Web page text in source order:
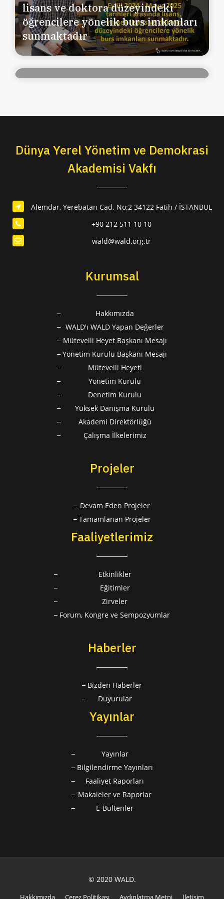
lisans ve doktora düzeyindeki
öğrencilere yönelik burs imkanları
sunmaktadır
Projesi” Kapsamında Kadına
Yönelik Şiddetle Mücadele Rehberi
Tasarım ve Baskı Hizmetlerinin
alınması-11.09.2024/15.09.2024
Dünya Yerel Yönetim ve Demokrasi
Akademisi Vakfı
Alemdar, Yerebatan Cad. No:2 34122 Fatih / İSTANBUL
+90 212 511 10 10
wald@wald.org.tr
Kurumsal
Hakkımızda
WALD'ı WALD Yapan Değerler
Mütevelli Heyet Başkanı Mesajı
Yönetim Kurulu Başkanı Mesajı
Mütevelli Heyeti
Yönetim Kurulu
Denetim Kurulu
Yüksek Danışma Kurulu
Akademi Direktörlüğü
Çalışma İlkelerimiz
Projeler
Devam Eden Projeler
Tamamlanan Projeler
Faaliyetlerimiz
Etkinlikler
Eğitimler
Zirveler
Forum, Kongre ve Sempozyumlar
Haberler
Bizden Haberler
Duyurular
Yayınlar
Yayınlar
Bilgilendirme Yayınları
Faaliyet Raporları
Makaleler ve Raporlar
E-Bültenler
© 2020 WALD.
Hakkımızda Çerez Politikası Aydınlatma Metni İletişim